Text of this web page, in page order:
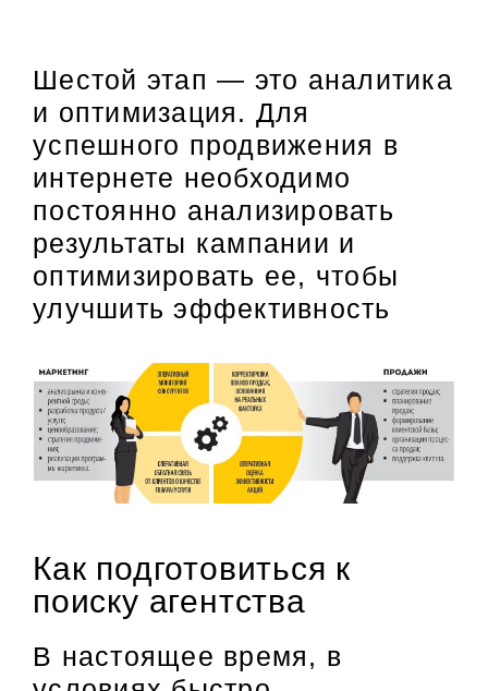
Шестой этап — это аналитика
и оптимизация. Для
успешного продвижения в
интернете необходимо
постоянно анализировать
результаты кампании и
оптимизировать ее, чтобы
улучшить эффективность
Как подготовиться к
поиску агентства
В настоящее время, в